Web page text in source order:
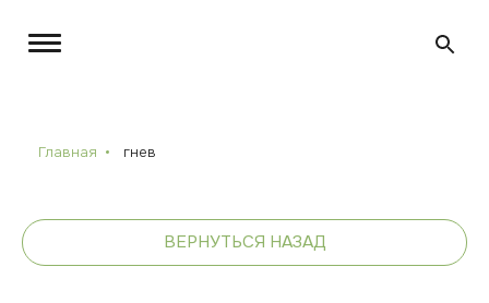
Главная гнев
ВЕРНУТЬСЯ НАЗАД